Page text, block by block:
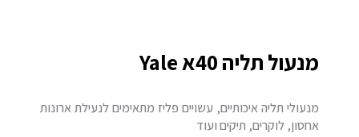
מנעול תליה 40א Yale
מנעולי תליה איכותיים, עשויים פליז מתאימים לנעילת ארונות
אחסון, לוקרים, תיקים ועוד